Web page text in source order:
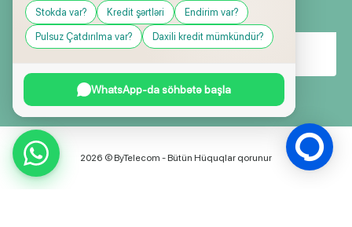
2026 © ByTelecom - Bütün Hüquqlar qorunur
Stokda var? Kredit şərtləri Endirim var?
Pulsuz Çatdırılma var? Daxili kredit mümkündür?
WhatsApp-da söhbətə başla